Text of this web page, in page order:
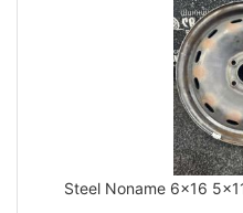
Steel Noname 6x16